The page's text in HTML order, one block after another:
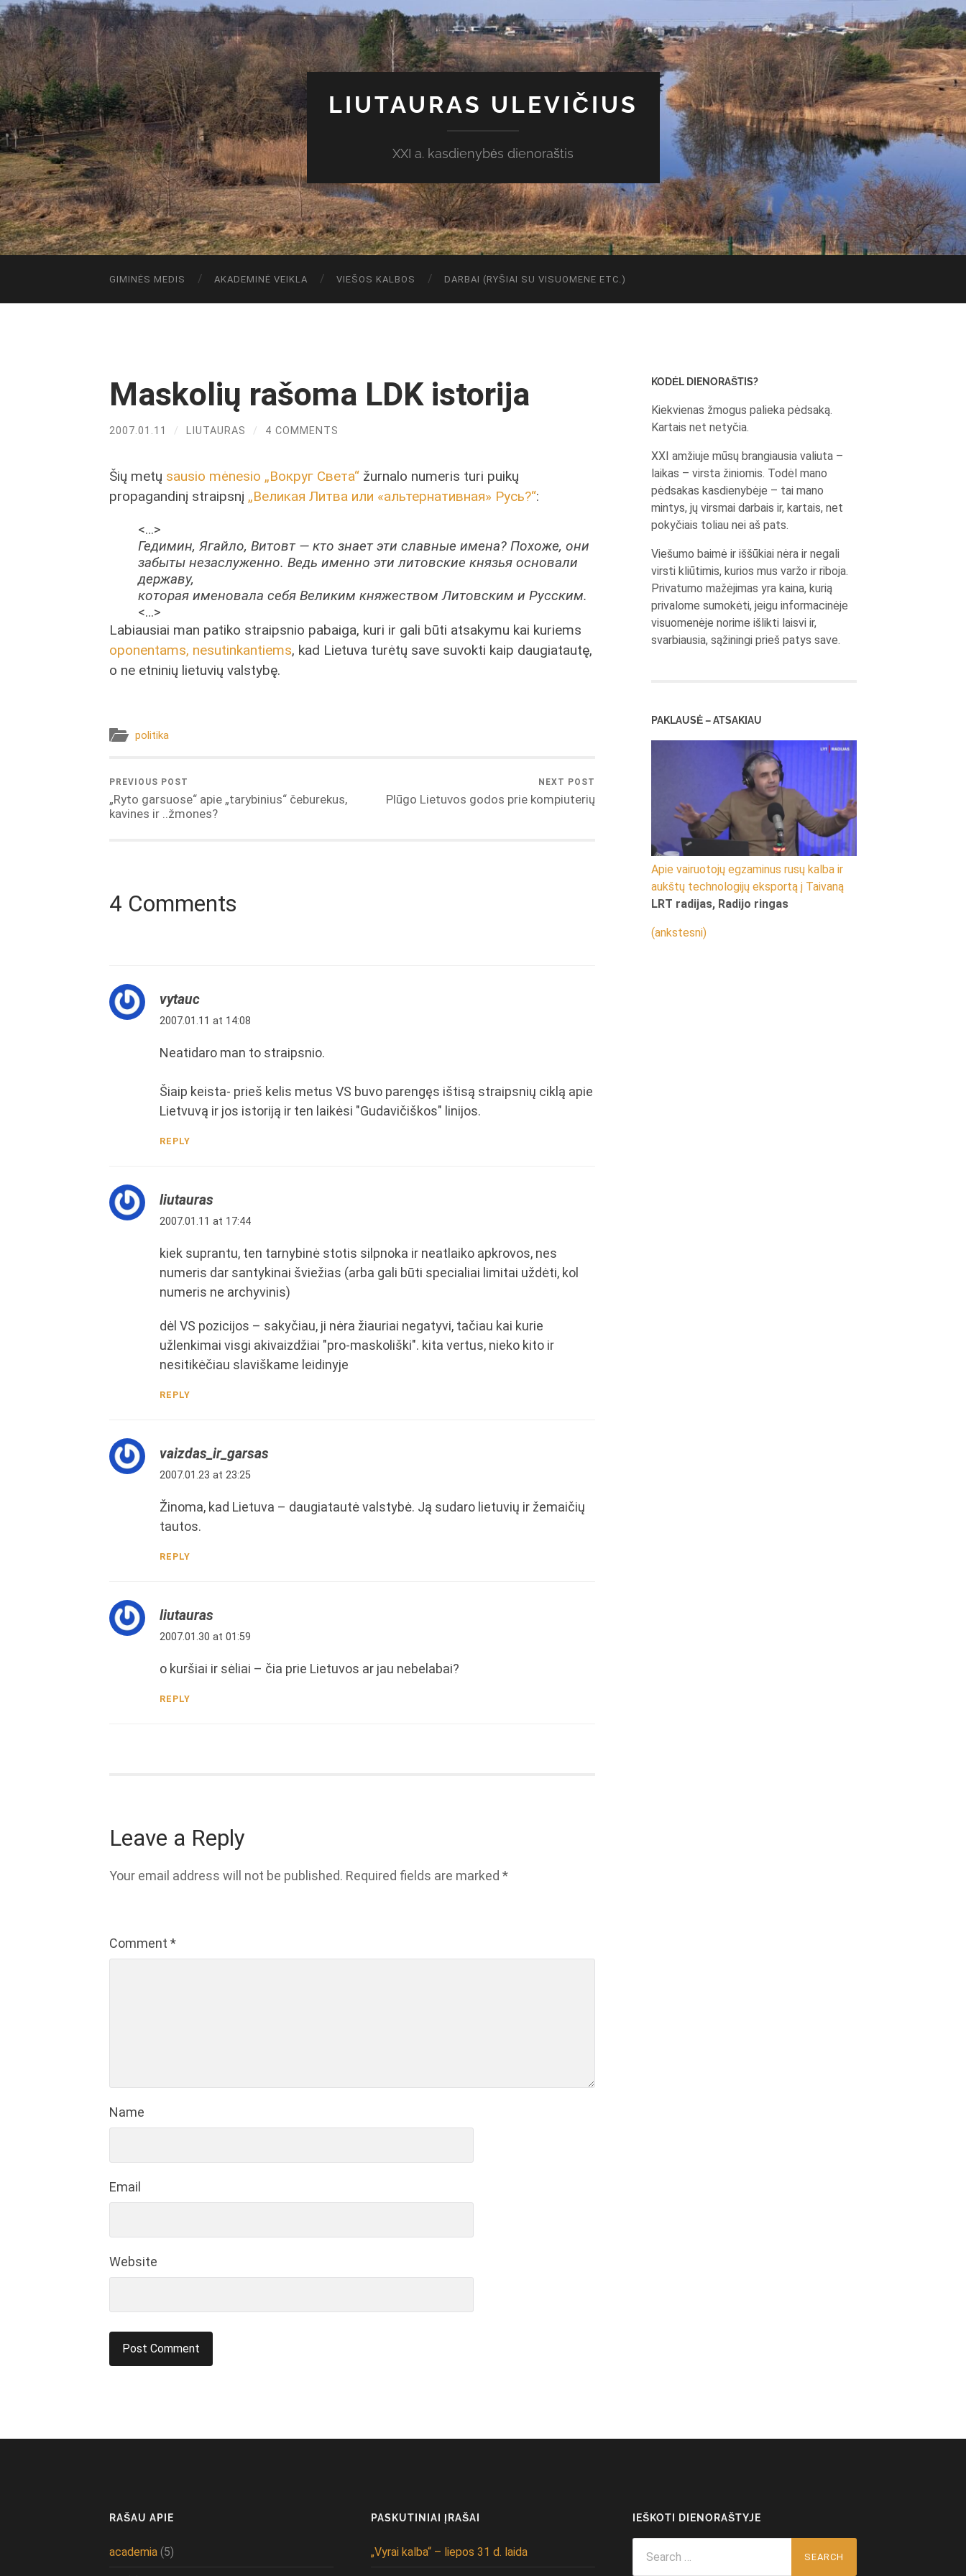
LIUTAURAS ULEVIČIUS
XXI a. kasdienybės dienoraštis
GIMINĖS MEDIS AKADEMINĖ VEIKLA VIEŠOS KALBOS DARBAI (RYŠIAI SU VISUOMENE ETC.)
Maskolių rašoma LDK istorija
2007.01.11 / LIUTAURAS / 4 COMMENTS
Šių metų sausio mėnesio „Вокруг Света“ žurnalo numeris turi puikų
propagandinį straipsnį „Великая Литва или «альтернативная» Русь?“:
<…>
Гедимин, Ягайло, Витовт — кто знает эти славные имена? Похоже, они
забыты незаслуженно. Ведь именно эти литовские князья основали
державу,
которая именовала себя Великим княжеством Литовским и Русским.
<…>
Labiausiai man patiko straipsnio pabaiga, kuri ir gali būti atsakymu kai kuriems
oponentams, nesutinkantiems, kad Lietuva turėtų save suvokti kaip daugiatautę,
o ne etninių lietuvių valstybę.
politika
PREVIOUS POST
„Ryto garsuose“ apie „tarybinius“ čeburekus,
kavines ir ..žmones?
NEXT POST
Plūgo Lietuvos godos prie kompiuterių
4 Comments
vytauc
2007.01.11 at 14:08
Neatidaro man to straipsnio.
Šiaip keista- prieš kelis metus VS buvo parengęs ištisą straipsnių ciklą apie
Lietvuvą ir jos istoriją ir ten laikėsi "Gudavičiškos" linijos.
REPLY
liutauras
2007.01.11 at 17:44
kiek suprantu, ten tarnybinė stotis silpnoka ir neatlaiko apkrovos, nes
numeris dar santykinai šviežias (arba gali būti specialiai limitai uždėti, kol
numeris ne archyvinis)
dėl VS pozicijos – sakyčiau, ji nėra žiauriai negatyvi, tačiau kai kurie
užlenkimai visgi akivaizdžiai "pro-maskoliški". kita vertus, nieko kito ir
nesitikėčiau slaviškame leidinyje
REPLY
vaizdas_ir_garsas
2007.01.23 at 23:25
Žinoma, kad Lietuva – daugiatautė valstybė. Ją sudaro lietuvių ir žemaičių
tautos.
REPLY
liutauras
2007.01.30 at 01:59
o kuršiai ir sėliai – čia prie Lietuvos ar jau nebelabai?
REPLY
Leave a Reply
Your email address will not be published. Required fields are marked *
Comment *
Name
Email
Website
KODĖL DIENORAŠTIS?
Kiekvienas žmogus palieka pėdsaką.
Kartais net netyčia.
XXI amžiuje mūsų brangiausia valiuta –
laikas – virsta žiniomis. Todėl mano
pėdsakas kasdienybėje – tai mano
mintys, jų virsmai darbais ir, kartais, net
pokyčiais toliau nei aš pats.
Viešumo baimė ir iššūkiai nėra ir negali
virsti kliūtimis, kurios mus varžo ir riboja.
Privatumo mažėjimas yra kaina, kurią
privalome sumokėti, jeigu informacinėje
visuomenėje norime išlikti laisvi ir,
svarbiausia, sąžiningi prieš patys save.
PAKLAUSĖ – ATSAKIAU
Apie vairuotojų egzaminus rusų kalba ir
aukštų technologijų eksportą į Taivaną
LRT radijas, Radijo ringas
(ankstesni)
RAŠAU APIE
academia (5)
PASKUTINIAI ĮRAŠAI
„Vyrai kalba“ – liepos 31 d. laida
IEŠKOTI DIENORAŠTYJE
for: